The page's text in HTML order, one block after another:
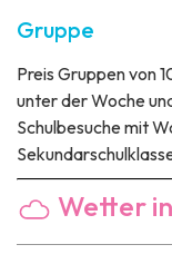
Gruppe
Preis Gruppen von
unter der Woche
Schulbesuche mit
Wetter